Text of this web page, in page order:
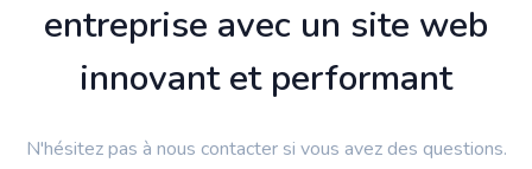
entreprise avec un site web
innovant et performant
N'hésitez pas à nous contacter si vous avez des questions.